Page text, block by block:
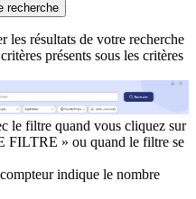
recherche
les résultats de votre recherche
présents sous les critères
le filtre quand vous cliquez sur
» ou quand le filtre se
indique le nombre